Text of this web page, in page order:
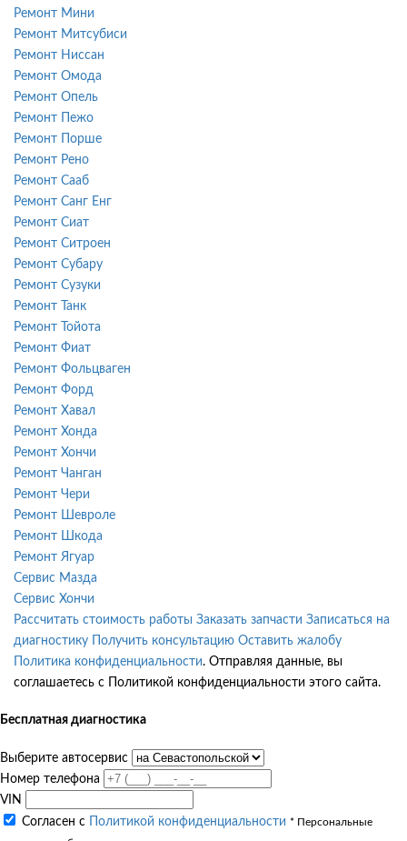
Ремонт Мини
Ремонт Митсубиси
Ремонт Ниссан
Ремонт Омода
Ремонт Опель
Ремонт Пежо
Ремонт Порше
Ремонт Рено
Ремонт Сааб
Ремонт Санг Енг
Ремонт Сиат
Ремонт Ситроен
Ремонт Субару
Ремонт Сузуки
Ремонт Танк
Ремонт Тойота
Ремонт Фиат
Ремонт Фольцваген
Ремонт Форд
Ремонт Хавал
Ремонт Хонда
Ремонт Хончи
Ремонт Чанган
Ремонт Чери
Ремонт Шевроле
Ремонт Шкода
Ремонт Ягуар
Сервис Мазда
Сервис Хончи
Рассчитать стоимость работы Заказать запчасти Записаться на
диагностику
Получить консультацию Оставить жалобу
Политика конфиденциальности. Отправляя данные, вы
соглашаетесь с Политикой конфиденциальности этого сайта.
Бесплатная диагностика
Выберите автосервис
Номер телефона
VIN
Согласен с
Политикой конфиденциальности * Персональные